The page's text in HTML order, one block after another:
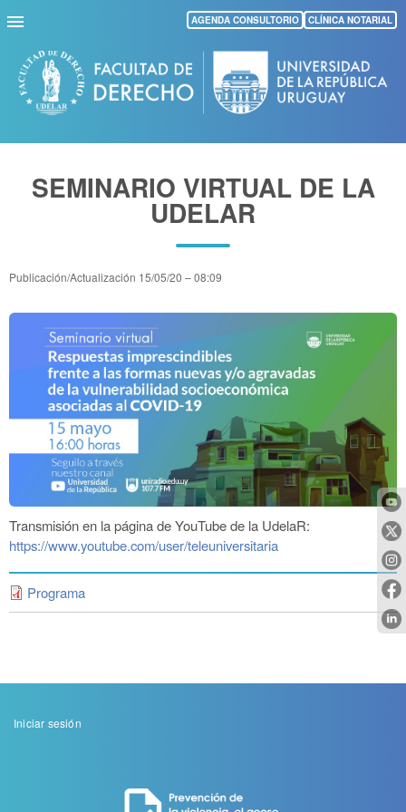
Pasar
al
contenido
principal
AGENDA CONSULTORIO CLÍNICA NOTARIAL
SEMINARIO VIRTUAL DE LA
UDELAR
Publicación/Actualización 15/05/20 – 08:09
Transmisión en la página de YouTube de la UdelaR:
https://www.youtube.com/user/teleuniversitaria
Programa
Menu
Iniciar sesión